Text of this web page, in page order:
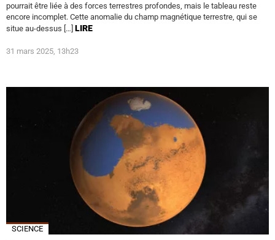
pourrait être liée à des forces terrestres profondes, mais le tableau reste
encore incomplet. Cette anomalie du champ magnétique terrestre, qui se
situe au-dessus […] LIRE
31 mars 2025, 13h23
SCIENCE